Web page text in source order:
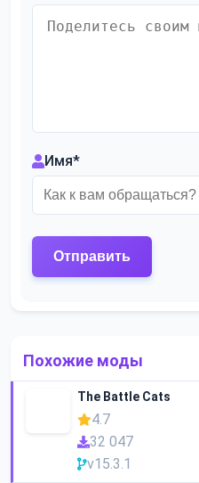
Имя*
Похожие моды
The Battle Cats
4.7
32 047
v15.3.1